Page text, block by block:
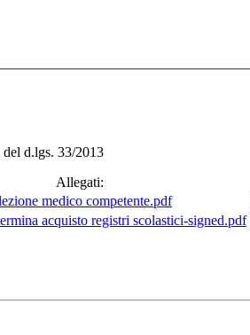
d.lgs. 33/2013
Allegati:
medico competente.pdf
acquisto registri scolastici-signed.pdf